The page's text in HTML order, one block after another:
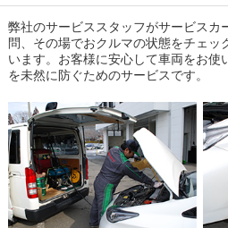
弊社のサービススタッフがサービスカ
問、その場でおクルマの状態をチェッ
います。お客様に安心して車両をお使
を未然に防ぐためのサービスです。